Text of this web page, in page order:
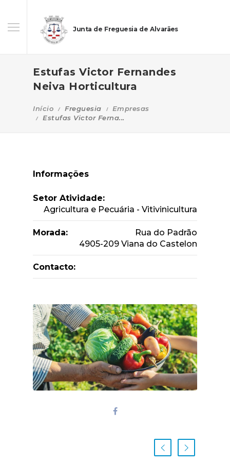
Junta de Freguesia de Alvarães
Estufas Victor Fernandes
Neiva Horticultura
Início Freguesia
Empresas
Estufas Victor Ferna...
Informações
Setor Atividade:
Agricultura e Pecuária - Vitivinicultura
Morada:
Rua do Padrão
4905-209 Viana do Castelon
Contacto: